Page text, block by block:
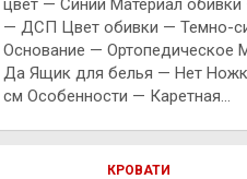
цвет — Синий Материал
— ДСП Цвет обивки — Темно-
Основание — Ортопедическое
Да Ящик для белья — Нет
см Особенности — Каретная…
КРОВАТИ